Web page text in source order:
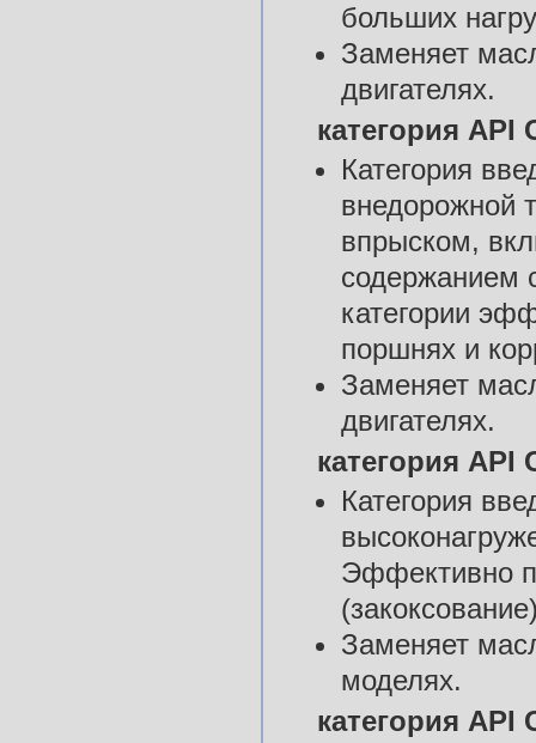
больших
Заменяет
двигателях.
категория API
Категория
внедорожной
впрыском,
содержанием
категории
поршнях и
Заменяет
двигателях.
категория API
Категория
Эффективно
Заменяет
моделях.
категория API